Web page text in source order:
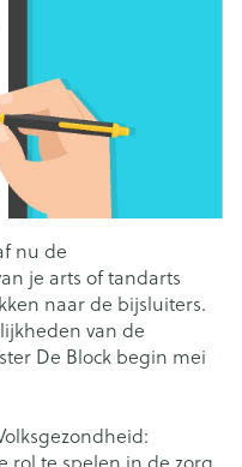
nu de
je arts of tandarts
naar de bijsluiters.
van de
De Block begin mei